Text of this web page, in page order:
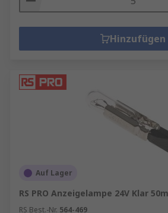
Hinzufügen
Auf Lager
RS PRO Anzeigelampe 24V Klar
RS Best.-Nr. 564-469